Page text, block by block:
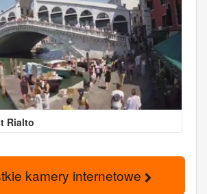
Rialto
kamery internetowe